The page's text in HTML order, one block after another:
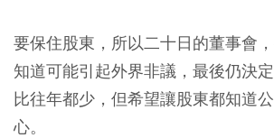
要保住股東，所以二十日的董事會
知道可能引起外界非議，最後仍決
比往年都少，但希望讓股東都知道
心。